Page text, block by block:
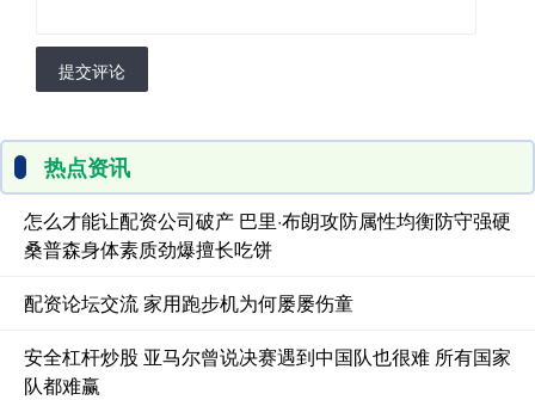
提交评论
热点资讯
怎么才能让配资公司破产 巴里·布朗攻防属性均衡防守强硬
桑普森身体素质劲爆擅长吃饼
配资论坛交流 家用跑步机为何屡屡伤童
安全杠杆炒股 亚马尔曾说决赛遇到中国队也很难 所有国家
队都难赢